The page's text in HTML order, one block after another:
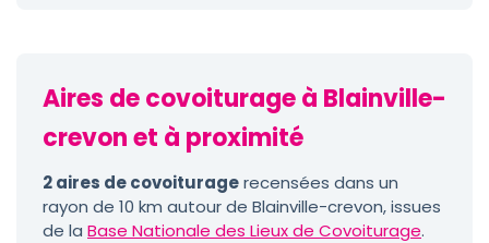
Aires de covoiturage à Blainville-
crevon et à proximité
2 aires de covoituragerecensées dans un
rayon de 10 km autour de Blainville-crevon, issues
de la Base Nationale des Lieux de Covoiturage.